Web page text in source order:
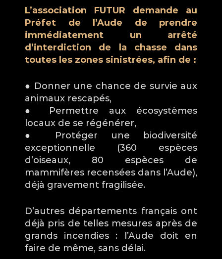
L’association FUTUR demande au
Préfet de l’Aude de prendre
immédiatement un arrêté
d’interdiction de la chasse dans
● Donner une chance de survie aux
animaux rescapés,
● Permettre aux écosystèmes
locaux de se régénérer,
● Protéger une biodiversité
exceptionnelle (360 espèces
d’oiseaux, 80 espèces de
mammifères recensées dans l’Aude),
déjà gravement fragilisée.
D’autres départements français ont
déjà pris de telles mesures après de
grands incendies : l’Aude doit en
faire de même, sans délai.